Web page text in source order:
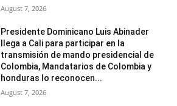
August 7, 2026
Presidente Dominicano Luis Abinader
llega a Cali para participar en la
transmisión de mando presidencial de
Colombia, Mandatarios de Colombia y
honduras lo reconocen...
August 7, 2026